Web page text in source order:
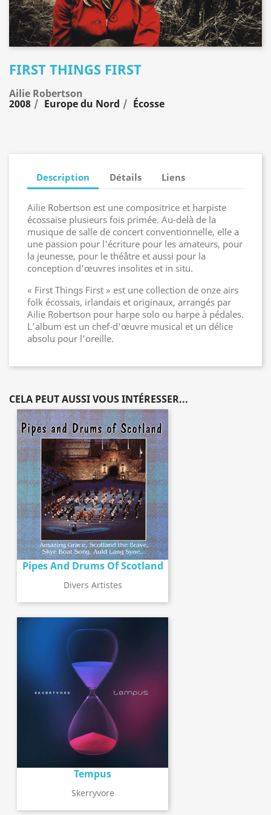
FIRST THINGS FIRST
Ailie Robertson
2008 Europe du Nord Écosse
Description Détails Liens
Ailie Robertson est une compositrice et harpiste
écossaise plusieurs fois primée. Au-delà de la
musique de salle de concert conventionnelle, elle a
une passion pour l'écriture pour les amateurs, pour
la jeunesse, pour le théâtre et aussi pour la
conception d'œuvres insolites et in situ.
« First Things First » est une collection de onze airs
folk écossais, irlandais et originaux, arrangés par
Ailie Robertson pour harpe solo ou harpe à pédales.
L’album est un chef-d'œuvre musical et un délice
absolu pour l'oreille.
CELA PEUT AUSSI VOUS INTÉRESSER...
Pipes And Drums Of Scotland
Divers Artistes
Tempus
Skerryvore